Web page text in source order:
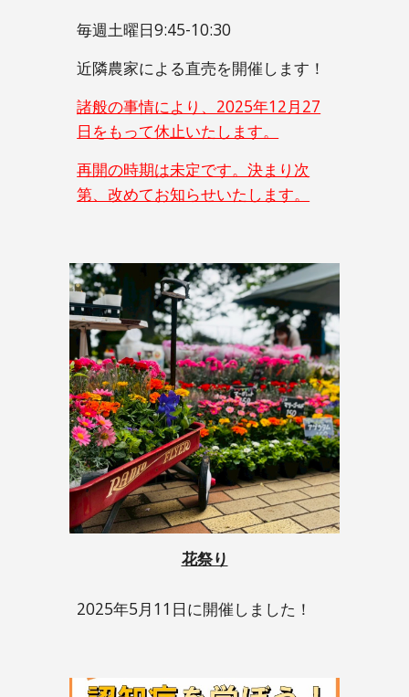
毎週土曜日9:45-10:30
近隣農家による直売を開催します！
諸般の事情により、2025年12月27
日をもって休止いたします。
再開の時期は未定です。決まり次
第、改めてお知らせいたします。
花祭り
2025年5月11日に開催しました！